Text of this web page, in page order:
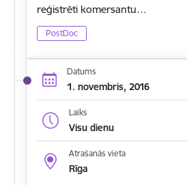
reģistrēti komersantu…
PostDoc
Datums
1. novembris, 2016
Laiks
Visu dienu
Atrašanās vieta
Rīga